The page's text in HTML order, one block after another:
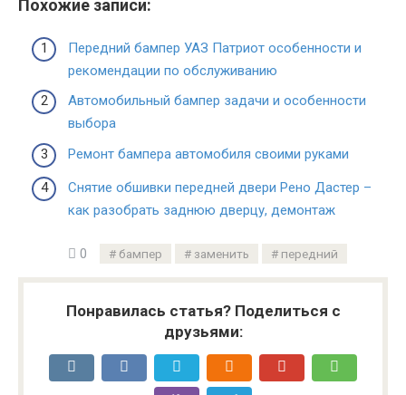
Похожие записи:
Передний бампер УАЗ Патриот особенности и
рекомендации по обслуживанию
Автомобильный бампер задачи и особенности
выбора
Ремонт бампера автомобиля своими руками
Снятие обшивки передней двери Рено Дастер –
как разобрать заднюю дверцу, демонтаж
0 бампер заменить передний
Понравилась статья? Поделиться с
друзьями: